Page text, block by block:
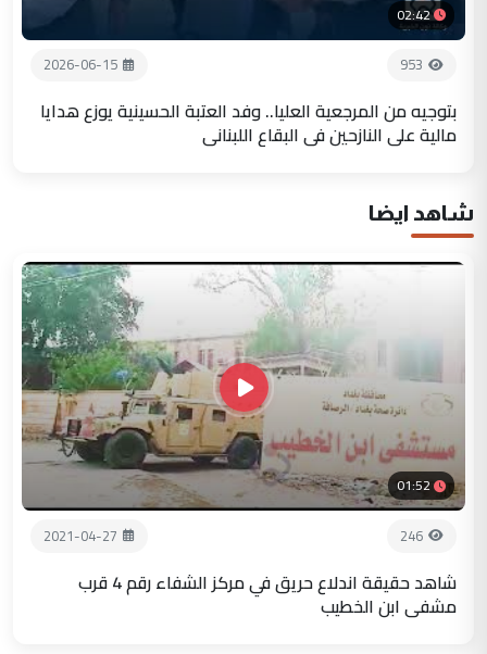
02:42
953
2026-06-15
بتوجيه من المرجعية العليا.. وفد العتبة الحسينية يوزع هدايا
مالية على النازحين في البقاع اللبناني
شاهد ايضا
01:52
246
2021-04-27
شاهد حقيقة اندلاع حريق في مركز الشفاء رقم 4 قرب
مشفى ابن الخطيب